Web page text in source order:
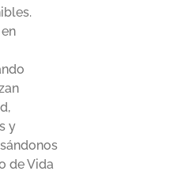
y
de Vida